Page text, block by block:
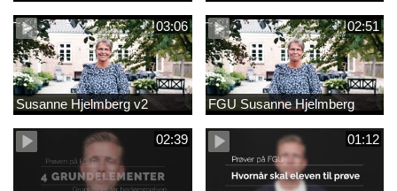
03:06
Susanne Hjelmberg v2
02:51
FGU Susanne Hjelmberg
02:39 01:12